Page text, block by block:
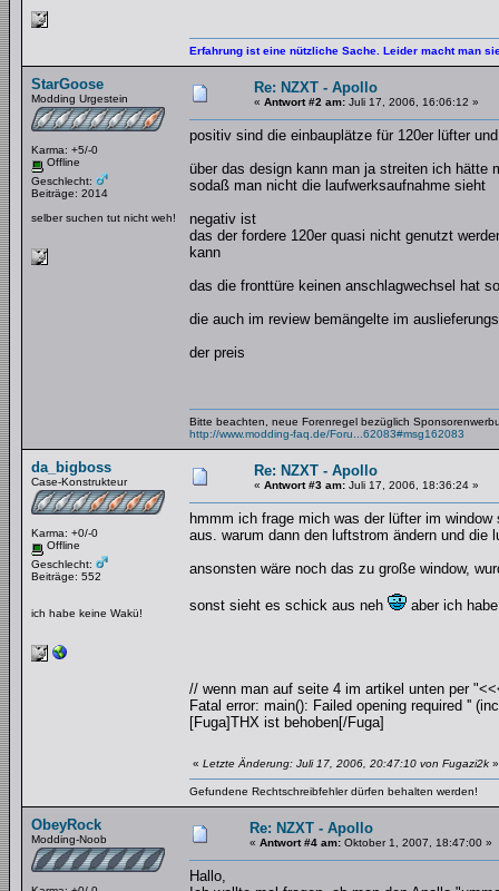
Erfahrung ist eine nützliche Sache. Leider macht man
StarGoose
Modding Urgestein
Karma: +5/-0
Offline
Geschlecht:
Beiträge: 2014
selber suchen tut nicht weh!
Re: NZXT - Apollo
« Antwort #2 am: Juli 17, 2006, 16:06:12 »
positiv sind die einbauplätze für 120er lüfter
über das design kann man ja streiten ich hätte
sodaß man nicht die laufwerksaufnahme sieht
negativ ist
das der fordere 120er quasi nicht genutzt
kann
das die fronttüre keinen anschlagwechsel hat
die auch im review bemängelte im
der preis
Bitte beachten, neue Forenregel bezüglich
http://www.modding-faq.de/Foru...62083#msg162083
da_bigboss
Case-Konstrukteur
Karma: +0/-0
Offline
Geschlecht:
Beiträge: 552
ich habe keine Wakü!
Re: NZXT - Apollo
« Antwort #3 am: Juli 17, 2006, 18:36:24 »
hmmm ich frage mich was der lüfter im
aus. warum dann den luftstrom ändern und die
ansonsten wäre noch das zu große window,
sonst sieht es schick aus neh aber ich
// wenn man auf seite 4 im artikel unten per
Fatal error: main(): Failed opening required ''
[Fuga]THX ist behoben[/Fuga]
« Letzte Änderung: Juli 17, 2006, 20:47:10 von Fugazi2k »
Gefundene Rechtschreibfehler dürfen behalten werden!
ObeyRock
Modding-Noob
Re: NZXT - Apollo
« Antwort #4 am: Oktober 1, 2007, 18:47:00 »
Hallo,